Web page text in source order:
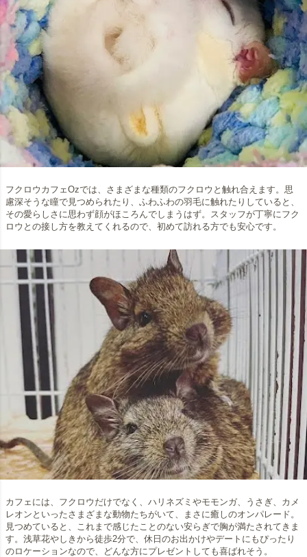
フクロウカフェOzでは、さまざまな種類のフクロウと触れ合えます。思
慮深そうな瞳で見つめられたり、ふわふわの羽毛に触れたりしていると、
その愛らしさに思わず顔がほころんでしまうはず。スタッフが丁寧にフク
ロウとの接し方を教えてくれるので、初めて訪れる方でも安心です。
カフェには、フクロウだけでなく、ハリネズミやモモンガ、うさぎ、カメ
レオンといったさまざまな動物たちがいて、まさに癒しのオンパレード。
見つめていると、これまで感じたことのない安らぎで胸が満たされてきま
す。浅草花やしきから徒歩2分で、休日のお出かけやデートにもぴったり
のロケーションなので、どんな方にプレゼントしても喜ばれそう。